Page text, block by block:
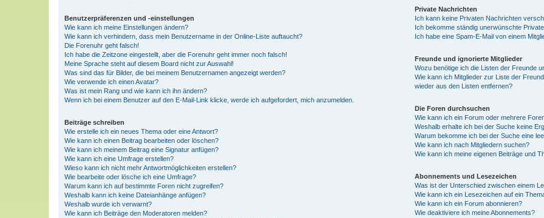
Benutzerpräferenzen und -einstellungen
Wie kann ich meine Einstellungen ändern?
Wie kann ich verhindern, dass mein Benutzername in der Online-Liste auftaucht?
Die Forenuhr geht falsch!
Ich habe die Zeitzone eingestellt, aber die Forenuhr geht immer noch falsch!
Meine Sprache steht auf diesem Board nicht zur Auswahl!
Was sind das für Bilder, die bei meinem Benutzernamen angezeigt werden?
Wie verwende ich einen Avatar?
Was ist mein Rang und wie kann ich ihn ändern?
Wenn ich bei einem Benutzer auf den E-Mail-Link klicke, werde ich aufgefordert, mich anzumelden.
Beiträge schreiben
Wie erstelle ich ein neues Thema oder eine Antwort?
Wie kann ich einen Beitrag bearbeiten oder löschen?
Wie kann ich meinem Beitrag eine Signatur anfügen?
Wie kann ich eine Umfrage erstellen?
Wieso kann ich nicht mehr Antwortmöglichkeiten erstellen?
Wie bearbeite oder lösche ich eine Umfrage?
Warum kann ich auf bestimmte Foren nicht zugreifen?
Weshalb kann ich keine Dateianhänge anfügen?
Weshalb wurde ich verwarnt?
Wie kann ich Beiträge den Moderatoren melden?
Private Nachrichten
Ich kann keine Privaten Nachrichten
Ich bekomme ständig unerwünschte
Ich habe eine Spam-E-Mail von einem
Freunde und ignorierte Mitglieder
Wozu benötige ich die Listen der Freunde
Wie kann ich Mitglieder zur Liste der
wieder aus den Listen entfernen?
Die Foren durchsuchen
Wie kann ich ein Forum oder mehrere
Weshalb erhalte ich bei der Suche keine
Warum bekomme ich bei der Suche eine
Wie kann ich nach Mitgliedern suchen?
Wie kann ich meine eigenen Beiträge und
Abonnements und Lesezeichen
Was ist der Unterschied zwischen einem
Wie kann ich ein Lesezeichen auf ein
Wie kann ich ein Forum abonnieren?
Wie deaktiviere ich meine Abonnements?